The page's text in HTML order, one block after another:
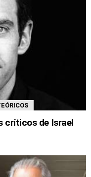
críticos de Israel